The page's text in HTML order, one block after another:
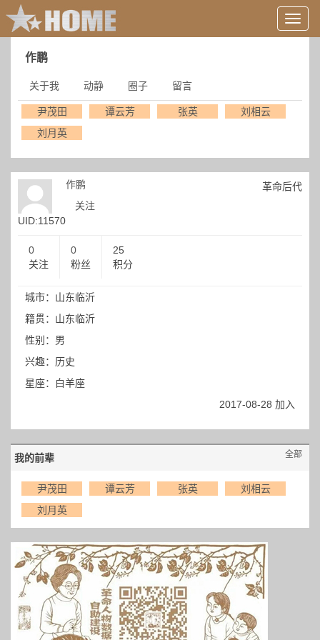
用
户
作鹏
关于我 动静 圈子 留言
尹茂田 谭云芳 张英
刘相云
刘月英
UID:11570
作鹏
关注
革命后代
0
关注
0
粉丝
25
积分
城市：山东临沂
籍贯：山东临沂
性别：男
兴趣：历史
星座：白羊座
2017-08-28 加入
我的前辈 全部
尹茂田 谭云芳 张英
刘相云
刘月英